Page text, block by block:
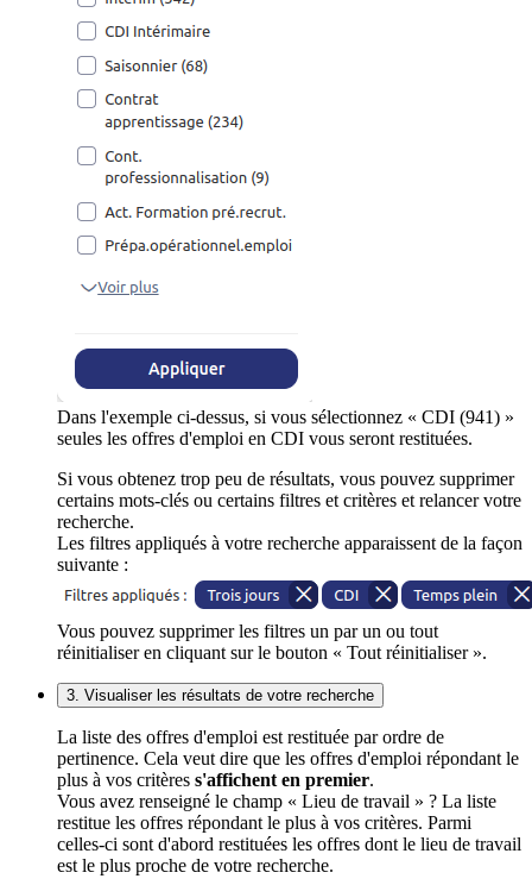
Dans l'exemple ci-dessus, si vous sélectionnez « CDI (941) »
seules les offres d'emploi en CDI vous seront restituées.
Si vous obtenez trop peu de résultats, vous pouvez supprimer
certains mots-clés ou certains filtres et critères et relancer votre
recherche.
Les filtres appliqués à votre recherche apparaissent de la façon
suivante :
Vous pouvez supprimer les filtres un par un ou tout
réinitialiser en cliquant sur le bouton « Tout réinitialiser ».
3. Visualiser les résultats de votre recherche
La liste des offres d'emploi est restituée par ordre de
pertinence. Cela veut dire que les offres d'emploi répondant le
plus à vos critères s'affichent en premier.
Vous avez renseigné le champ « Lieu de travail » ? La liste
restitue les offres répondant le plus à vos critères. Parmi
celles-ci sont d'abord restituées les offres dont le lieu de travail
est le plus proche de votre recherche.